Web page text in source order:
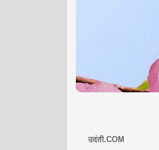
उदंती.COM